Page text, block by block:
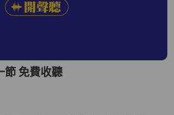
節 免費收聽